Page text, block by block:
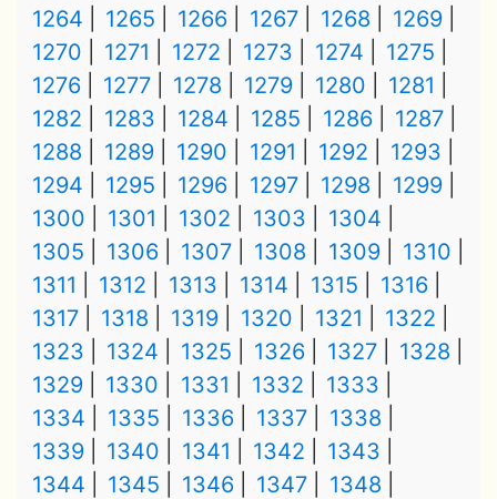
1264
1265 1266 1267 1268
1269
1270
1271 1272 1273 1274
1275
1276
1277 1278 1279 1280
1281
1282
1283 1284 1285 1286
1287
1288
1289 1290 1291 1292
1293
1294
1295 1296 1297 1298
1299
1300
1301 1302 1303
1304
1305
1306 1307 1308 1309
1310
1311
1312 1313 1314 1315
1316
1317
1318 1319 1320 1321
1322
1323
1324 1325 1326 1327
1328
1329
1330 1331 1332
1333
1334
1335 1336 1337
1338
1339
1340 1341 1342
1343
1344
1345 1346 1347
1348